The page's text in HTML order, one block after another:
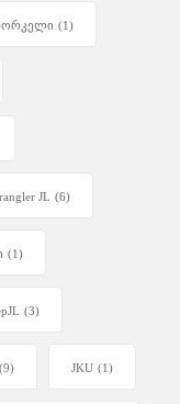
(1)
JL (6)
(1)
(3)
(9) JKU (1)